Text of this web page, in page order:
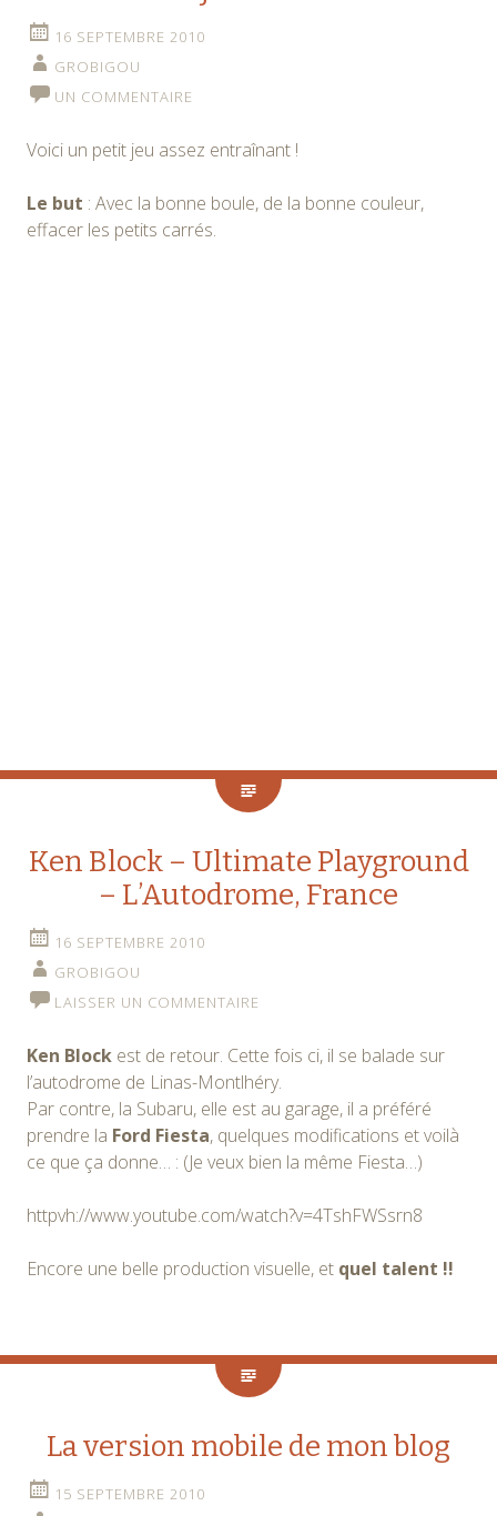
16 SEPTEMBRE 2010
GROBIGOU
UN COMMENTAIRE
Voici un petit jeu assez entraînant !
Le but : Avec la bonne boule, de la bonne couleur,
effacer les petits carrés.
Ken Block – Ultimate Playground
– L’Autodrome, France
16 SEPTEMBRE 2010
GROBIGOU
LAISSER UN COMMENTAIRE
Ken Block est de retour. Cette fois ci, il se balade sur
l’autodrome de Linas-Montlhéry.
Par contre, la Subaru, elle est au garage, il a préféré
prendre la Ford Fiesta, quelques modifications et voilà
ce que ça donne… : (Je veux bien la même Fiesta…)
httpvh://www.youtube.com/watch?v=4TshFWSsrn8
Encore une belle production visuelle, et quel talent !!
La version mobile de mon blog
15 SEPTEMBRE 2010